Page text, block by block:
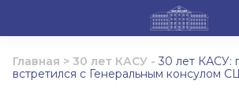
Главная > 30 лет КАСУ - 30 лет КАСУ:
встретился с Генеральным консулом